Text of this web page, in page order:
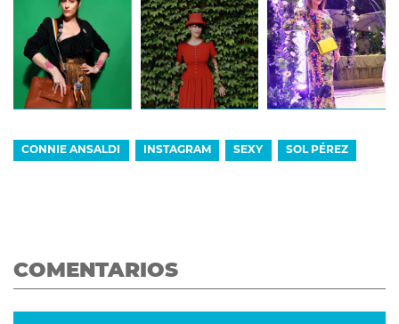
CONNIE ANSALDI INSTAGRAM SEXY SOL PÉREZ
COMENTARIOS